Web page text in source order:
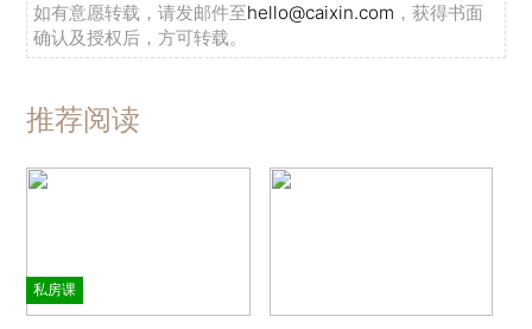
如有意愿转载，请发邮件至hello@caixin.com ，获得书面
确认及授权后，方可转载。
推荐阅读
私房课